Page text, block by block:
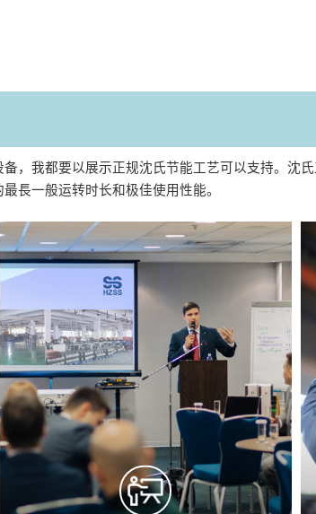
，我都要以展示正规沈氏节能工艺可以支持。沈
長一般运转时长和极佳使用性能。